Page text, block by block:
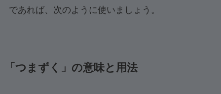
であれば、次のように使いましょう。
「つまずく」の意味と用法